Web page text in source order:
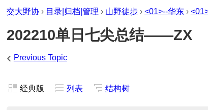
交大野协 › 目录|归档|管理 › 山野徒步 › <01>--华东 ›
202210单日七尖总结——ZX
‹ Previous Topic
经典版 列表 结构树